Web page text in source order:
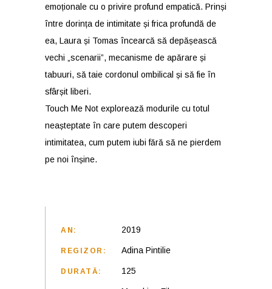
emoționale cu o privire profund empatică. Prinși
între dorința de intimitate și frica profundă de
ea, Laura și Tomas încearcă să depășească
vechi „scenarii”, mecanisme de apărare și
tabuuri, să taie cordonul ombilical și să fie în
sfârșit liberi.
Touch Me Not explorează modurile cu totul
neașteptate în care putem descoperi
intimitatea, cum putem iubi fără să ne pierdem
pe noi înșine.
AN: 2019
REGIZOR: Adina Pintilie
DURATĂ: 125